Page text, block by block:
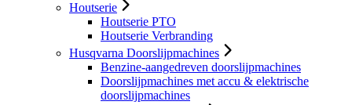
Houtserie
Houtserie PTO
Houtserie Verbranding
Husqvarna Doorslijpmachines
Benzine-aangedreven doorslijpmachines
Doorslijpmachines met accu & elektrische
doorslijpmachines